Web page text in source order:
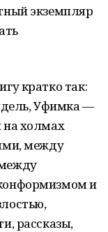
экземпляр
кратко так:
Уфимка —
на холмах
между
и
рассказы,